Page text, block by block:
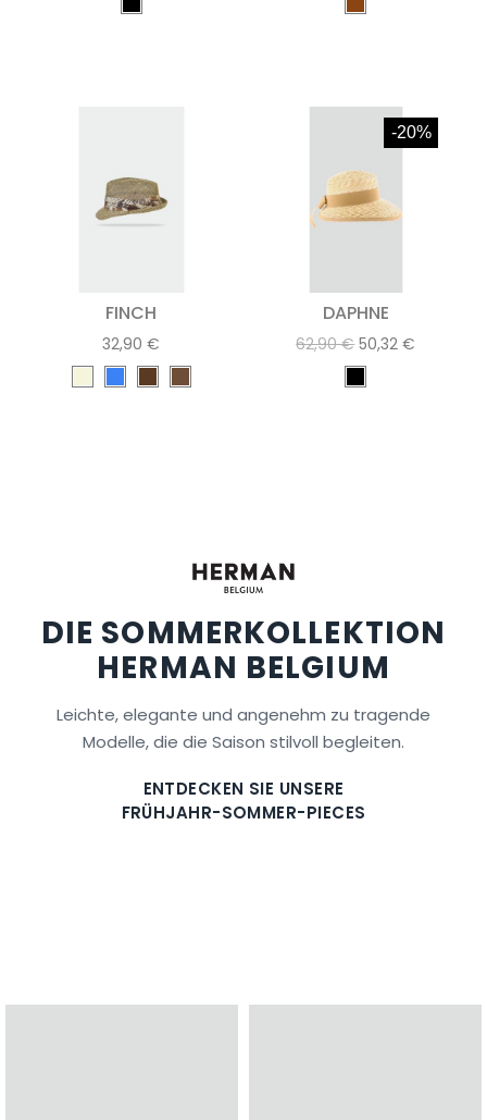
FINCH
32,90 €
-20%
DAPHNE
62,90 € 50,32 €
DIE SOMMERKOLLEKTION
HERMAN BELGIUM
Leichte, elegante und angenehm zu tragende
Modelle, die die Saison stilvoll begleiten.
ENTDECKEN SIE UNSERE
FRÜHJAHR-SOMMER-PIECES